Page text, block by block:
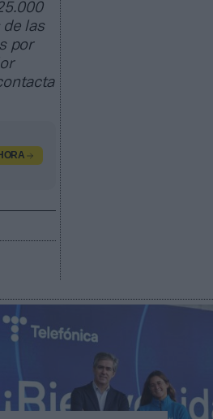
las
por